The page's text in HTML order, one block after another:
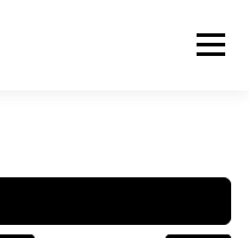
Menü
TERMINE